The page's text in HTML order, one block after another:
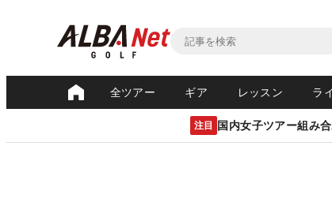
全ツアー ギア レッスン ラ
注目 国内女子ツアー組み